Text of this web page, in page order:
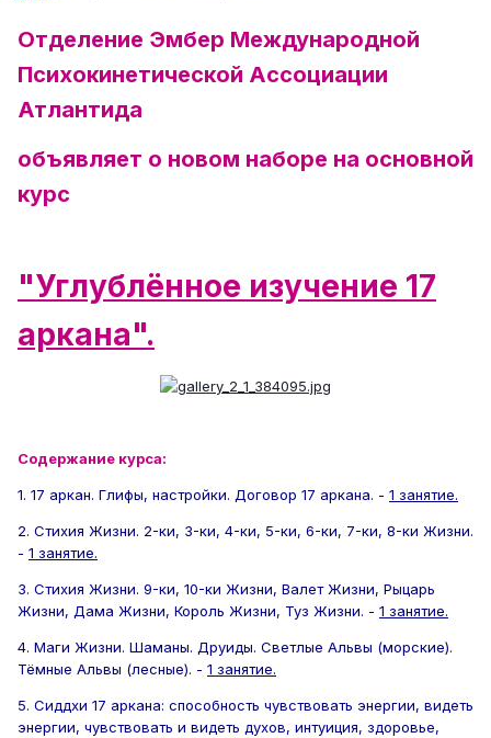
Отделение Эмбер Международной
Психокинетической Ассоциации
Атлантида
объявляет о новом наборе на основной
курс
"Углублённое изучение 17
аркана".
Содержание курса:
1. 17 аркан. Глифы, настройки. Договор 17 аркана. - 1 занятие.
2. Стихия Жизни. 2-ки, 3-ки, 4-ки, 5-ки, 6-ки, 7-ки, 8-ки Жизни.
- 1 занятие.
3. Стихия Жизни. 9-ки, 10-ки Жизни, Валет Жизни, Рыцарь
Жизни, Дама Жизни, Король Жизни, Туз Жизни. - 1 занятие.
4. Маги Жизни. Шаманы. Друиды. Светлые Альвы (морские).
Тёмные Альвы (лесные). - 1 занятие.
5. Сиддхи 17 аркана: способность чувствовать энергии, видеть
энергии, чувствовать и видеть духов, интуиция, здоровье,